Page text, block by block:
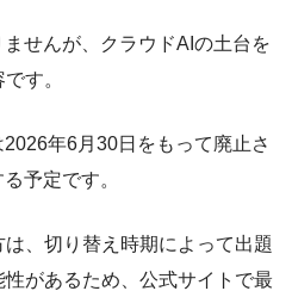
せんが、クラウドAIの土台を
す。
年6月30日をもって廃止さ
予定です。
、切り替え時期によって出題
があるため、公式サイトで最